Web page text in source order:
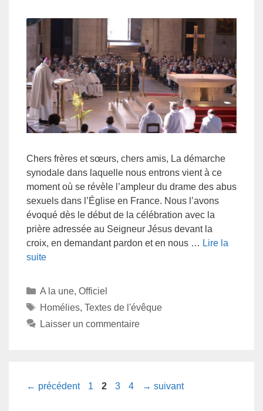
Chers frères et sœurs, chers amis, La démarche
synodale dans laquelle nous entrons vient à ce
moment où se révèle l’ampleur du drame des abus
sexuels dans l’Église en France. Nous l’avons
évoqué dès le début de la célébration avec la
prière adressée au Seigneur Jésus devant la
croix, en demandant pardon et en nous … Lire la
suite
A la une, Officiel
Homélies, Textes de l'évêque
Laisser un commentaire
← précédent 1 2 3 4 → suivant